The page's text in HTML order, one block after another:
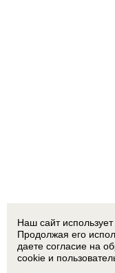
Наш сайт использует
Продолжая его
даете согласие на
cookie и